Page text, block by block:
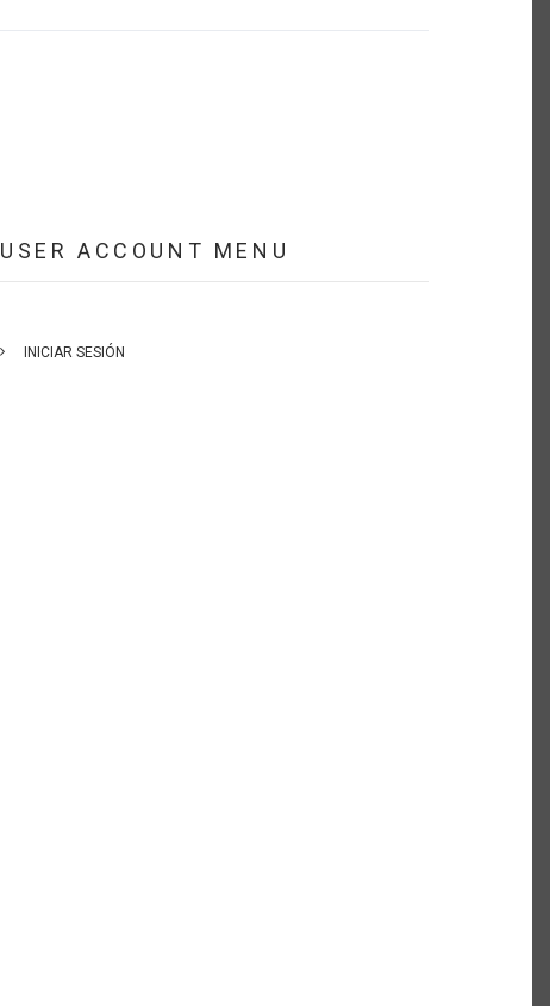
USER ACCOUNT MENU
INICIAR SESIÓN